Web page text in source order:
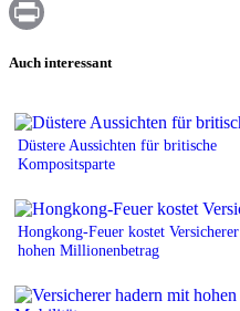
WhatsApp
Auch interessant
Düstere Aussichten für britische
Kompositsparte
Hongkong-Feuer kostet Versicherer
hohen Millionenbetrag